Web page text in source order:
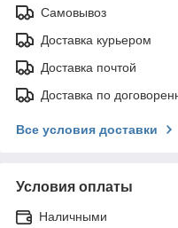
Самовывоз
Доставка курьером
Доставка почтой
Доставка по
Все условия доставки
Условия оплаты
Наличными